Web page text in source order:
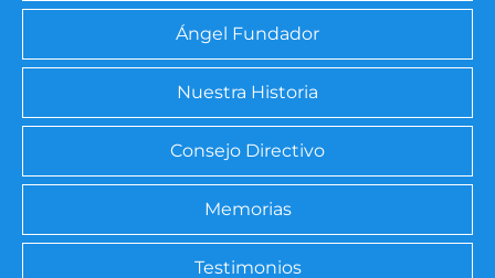
Ángel Fundador
Nuestra Historia
Consejo Directivo
Memorias
Testimonios